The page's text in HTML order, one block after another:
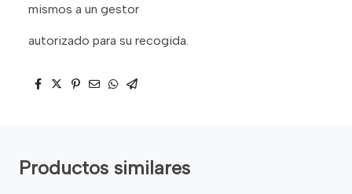
mismos a un gestor
autorizado para su recogida.
Productos similares